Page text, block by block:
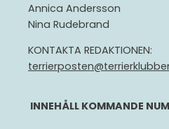
TF PROTOKOLL
KOMMITTÉER
Utbildning & förening
Annica Andersson
Nina Rudebrand
KONTAKTA REDAKTIONEN:
INNEHÅLL KOMMANDE